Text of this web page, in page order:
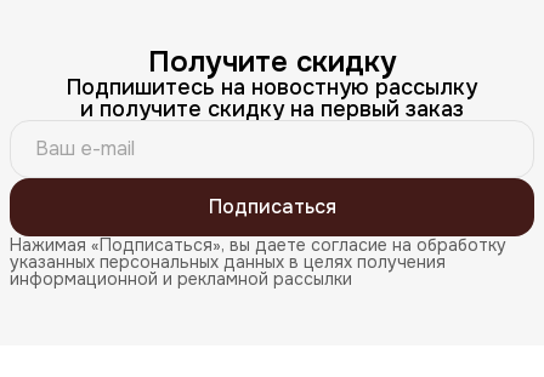
Получите скидку
Подпишитесь на новостную рассылку
и получите скидку на первый заказ
Подписаться
Нажимая «Подписаться», вы даете согласие на обработку
указанных персональных данных в целях получения
информационной и рекламной рассылки